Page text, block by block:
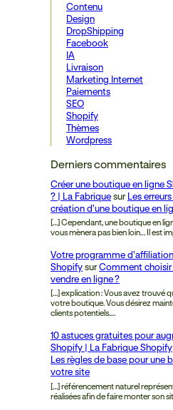
Contenu
Design
DropShipping
Facebook
IA
Livraison
Marketing Internet
Paiements
SEO
Shopify
Thèmes
Wordpress
Derniers commentaires
Créer une boutique en ligne
? | La Fabrique sur Les
création d’une boutique en
[…] Cependant, une boutique en
vous mènera pas bien loin… Il est
Votre programme
Shopify surComment choisir
vendre en ligne ?
[…] explication : Vous avez trouvé
votre boutique. Vous désirez
clients potentiels.…
10 astuces gratuites pour
Shopify | La Fabrique Shopify
Les règles de base pour une
votre site
[…] référencement naturel
réalisées afin de faire monter son